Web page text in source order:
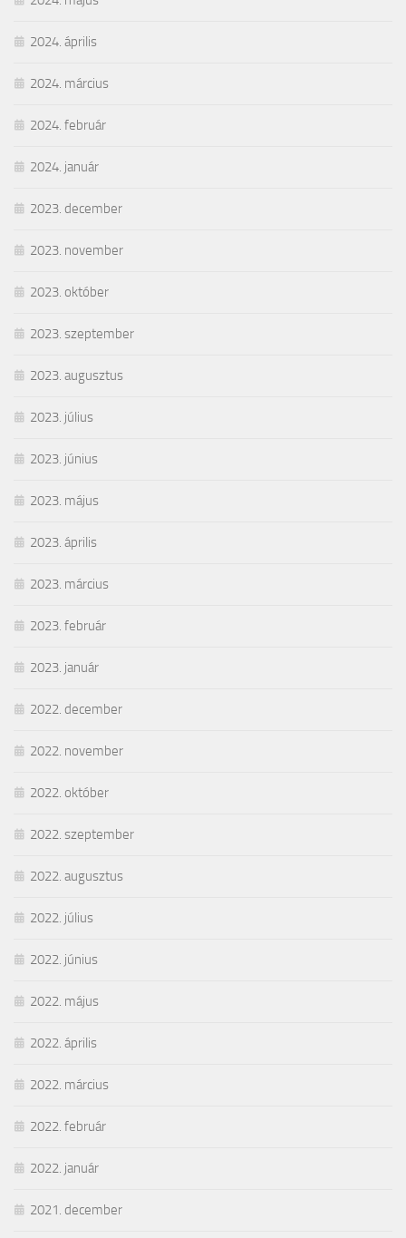
2024. április
2024. március
2024. február
2024. január
2023. december
2023. november
2023. október
2023. szeptember
2023. augusztus
2023. július
2023. június
2023. május
2023. április
2023. március
2023. február
2023. január
2022. december
2022. november
2022. október
2022. szeptember
2022. augusztus
2022. július
2022. június
2022. május
2022. április
2022. március
2022. február
2022. január
2021. december